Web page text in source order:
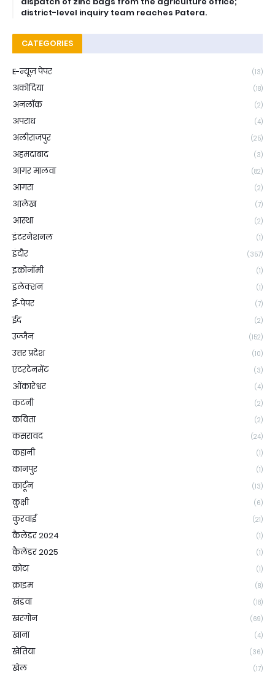
district-level inquiry team reaches Patera.
CATEGORIES
E-न्यूज़ पेपर (13)
अकोदिया (18)
अनलॉक (2)
अपराध (4)
अलीराजपुर (25)
अहमदाबाद (3)
आगर मालवा (82)
आगरा (2)
आलेख (7)
आस्था (2)
इंटरनेशनल (1)
इंदौर (357)
इकोनॉमी (1)
इलेक्शन (1)
ई-पेपर (7)
ईद (2)
उज्जैन (152)
उत्तर प्रदेश (10)
एंटरटेनमेंट (3)
ओंकारेश्वर (4)
कटनी (2)
कविता (2)
कसरावद (24)
कहानी (1)
कानपुर (1)
कार्टून (13)
कुक्षी (6)
कुरवाई (21)
कैलेंडर 2024 (1)
कैलेंडर 2025 (1)
कोटा (1)
क्राइम (8)
खंडवा (18)
खरगोन (69)
खाना (4)
खेतिया (36)
खेल (17)